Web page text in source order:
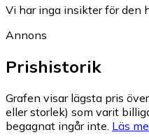
Vi har inga insikter för den
Annons
Prishistorik
Grafen visar lägsta pris
eller storlek) som varit
begagnat ingår inte. Läs